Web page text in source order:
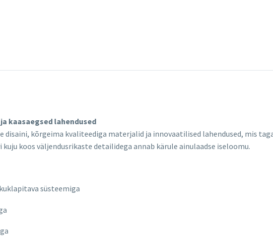
kaasaegsed lahendused
disaini, kõrgeima kvaliteediga materjalid ja innovaatilised lahendused, mis
koos väljendusrikaste detailidega annab kärule ainulaadse iseloomu.
süsteemiga